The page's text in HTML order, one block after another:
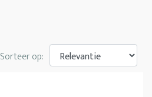
Sorteer op: